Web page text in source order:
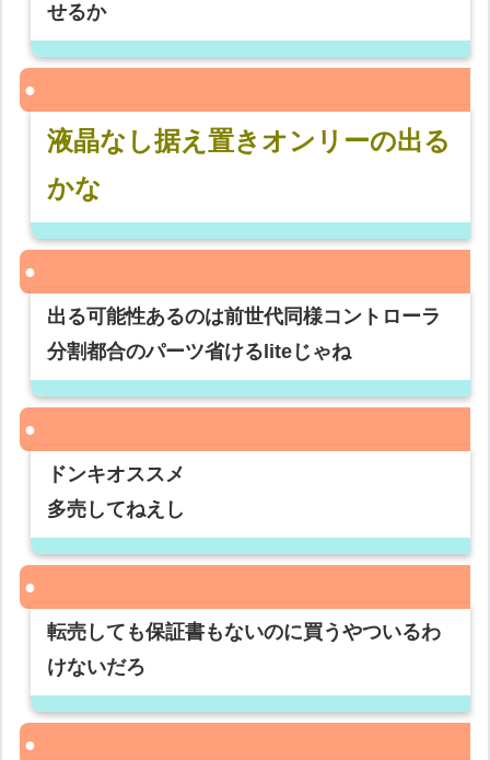
せるか
液晶なし据え置きオンリーの出る
かな
出る可能性あるのは前世代同様コントローラ
分割都合のパーツ省けるliteじゃね
ドンキオススメ
多売してねえし
転売しても保証書もないのに買うやついるわ
けないだろ